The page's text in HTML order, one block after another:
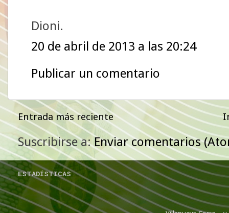
Dioni.
20 de abril de 2013 a las 20:24
Publicar un comentario
Entrada más reciente
Suscribirse a:Enviar comentarios
ESTADÍSTICAS